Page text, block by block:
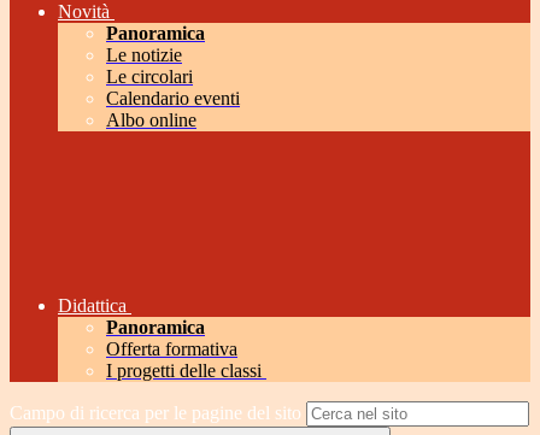
Novità
Panoramica
Le notizie
Le circolari
Calendario eventi
Albo online
Didattica
Panoramica
Offerta formativa
I progetti delle classi
Campo di ricerca per le pagine del sito